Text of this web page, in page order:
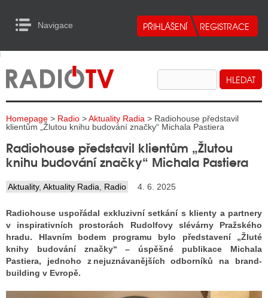
Navigace
RADIA
TELEVIZE
INTERNET
TISK
RADIA
RÁDIÍ
RÁDIÍ
VYSÍLAČE
to Content
Homepage > Radio >Aktuality Radia > Radiohouse představil
klientům „Žlutou knihu budování značky“ Michala Pastiera
Radiohouse představil klientům „Žlutou
knihu budování značky“ Michala Pastiera
Aktuality, Aktuality Radia Radio 4. 6. 2025
Radiohouse uspořádal exkluzivní setkání s klienty a partnery
v inspirativních prostorách Rudolfovy slévárny Pražského
hradu. Hlavním bodem programu bylo představení „Žluté
knihy budování značky“ – úspěšné publikace Michala
Pastiera, jednoho z nejuznávanějších odborníků na brand-
building v Evropě.